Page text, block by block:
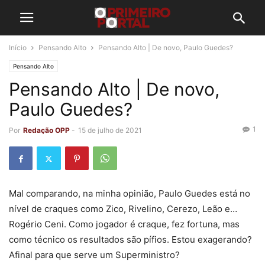
Início Pensando Alto Pensando Alto | De novo, Paulo Guedes?
Pensando Alto
Pensando Alto | De novo,
Paulo Guedes?
Por Redação OPP - 15 de julho de 2021 1
Mal comparando, na minha opinião, Paulo Guedes está no
nível de craques como Zico, Rivelino, Cerezo, Leão e…
Rogério Ceni. Como jogador é craque, fez fortuna, mas
como técnico os resultados são pífios. Estou exagerando?
Afinal para que serve um Superministro?